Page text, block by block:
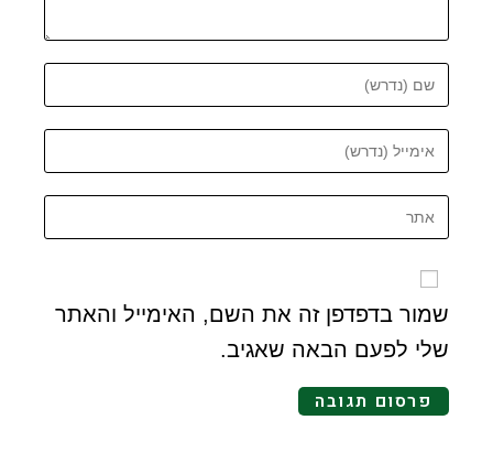
שמור בדפדפן זה את השם, האימייל והאתר
שלי לפעם הבאה שאגיב.